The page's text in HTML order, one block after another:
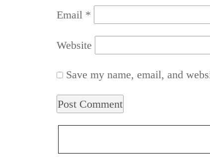
Email *
Website
Save my name, email, and